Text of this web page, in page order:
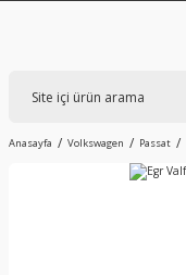
Anasayfa Volkswagen Passat